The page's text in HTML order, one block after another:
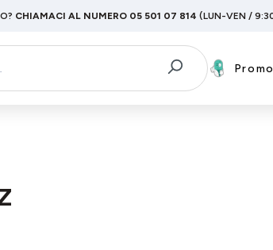
CHIAMACI AL NUMERO 05 501 07 814 (LUN-VEN /